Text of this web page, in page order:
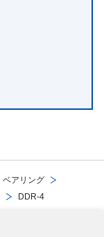
ベアリング
DDR-4